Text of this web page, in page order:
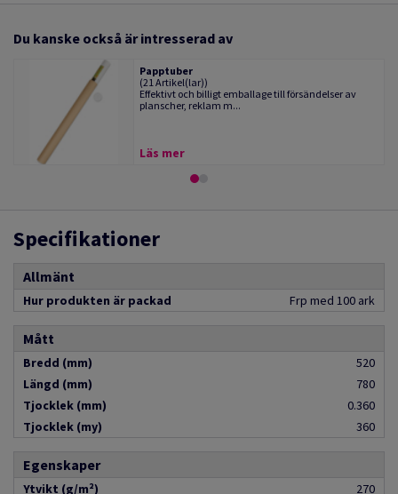
Du kanske också är intresserad av
Papptuber
(21 Artikel(lar))
Effektivt och billigt emballage till försändelser av
planscher, reklam m...
Läs mer
Specifikationer
Allmänt
Hur produkten är packad Frp med 100 ark
Mått
Bredd (mm)
520
Längd (mm)
780
Tjocklek (mm)
0.360
Tjocklek (my)
360
Egenskaper
Ytvikt (g/m²)
270